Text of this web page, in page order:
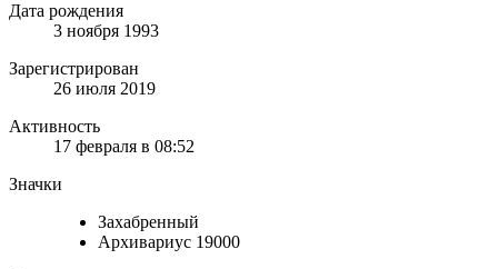
Дата рождения
3 ноября 1993
Зарегистрирован
26 июля 2019
Активность
17 февраля в 08:52
Значки
Захабренный
Архивариус 19000